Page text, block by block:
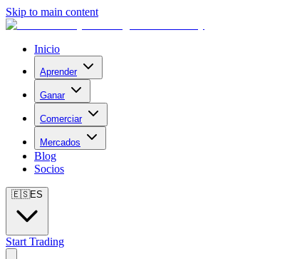
Skip to main content
Inicio
Aprender
Ganar
Comerciar
Mercados
Blog
Socios
🇪🇸ES
Start Trading